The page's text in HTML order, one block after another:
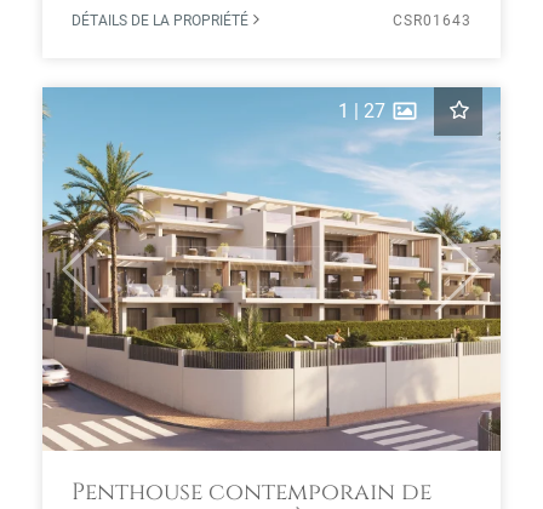
DÉTAILS DE LA PROPRIÉTÉ CSR01643
Previous Next
1 | 27
Penthouse contemporain de